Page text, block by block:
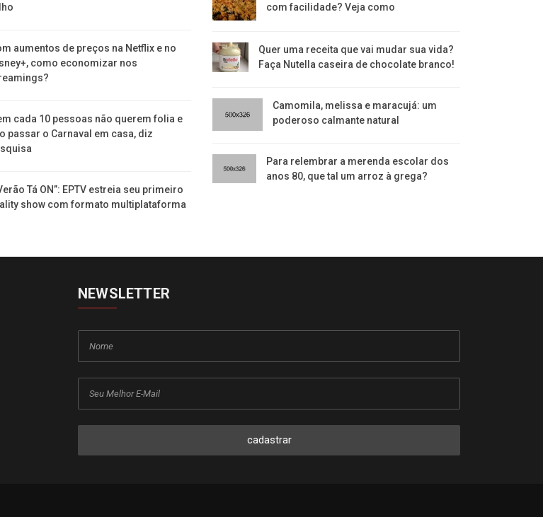
aumentos de preços na Netflix e no
como economizar nos
cada 10 pessoas não querem folia e
passar o Carnaval em casa, diz
Tá ON”: EPTV estreia seu primeiro
show com formato multiplataforma
com facilidade? Veja como
Quer uma receita que vai mudar sua vida?
Faça Nutella caseira de chocolate branco!
Camomila, melissa e maracujá: um
poderoso calmante natural
Para relembrar a merenda escolar dos
anos 80, que tal um arroz à grega?
NEWSLETTER
cadastrar